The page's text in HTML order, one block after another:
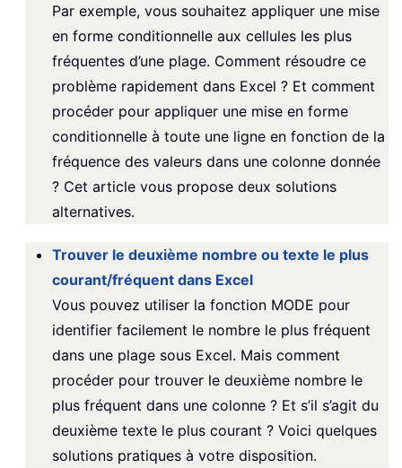
Par exemple, vous souhaitez appliquer une mise
en forme conditionnelle aux cellules les plus
fréquentes d’une plage. Comment résoudre ce
problème rapidement dans Excel ? Et comment
procéder pour appliquer une mise en forme
conditionnelle à toute une ligne en fonction de la
fréquence des valeurs dans une colonne donnée
? Cet article vous propose deux solutions
alternatives.
Trouver le deuxième nombre ou texte le plus
courant/fréquent dans Excel
Vous pouvez utiliser la fonction MODE pour
identifier facilement le nombre le plus fréquent
dans une plage sous Excel. Mais comment
procéder pour trouver le deuxième nombre le
plus fréquent dans une colonne ? Et s’il s’agit du
deuxième texte le plus courant ? Voici quelques
solutions pratiques à votre disposition.